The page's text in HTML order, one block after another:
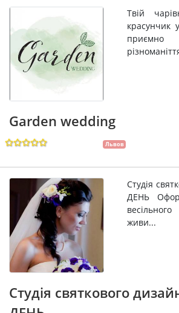
Твій
приємно
Garden wedding
Львов
Студія
ДЕНЬ
живи...
Студія святкового